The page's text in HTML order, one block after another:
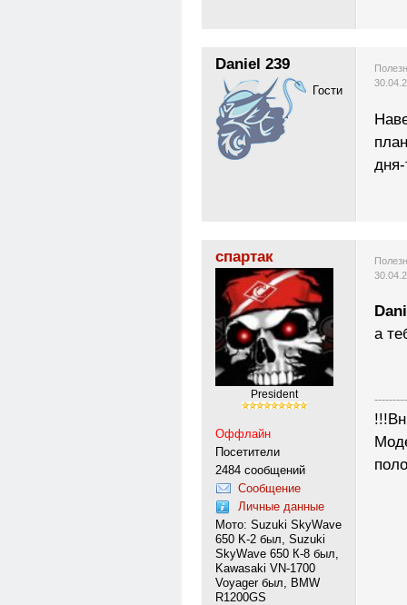
Daniel 239
Гости
спартак
Рresident
Оффлайн
Посетители
2484 сообщений
Сообщение
Личные данные
Мото: Suzuki SkyWave
650 K-2 был, Suzuki
SkyWave 650 К-8 был,
Kawasaki VN-1700
Voyager был, BMW
R1200GS
а